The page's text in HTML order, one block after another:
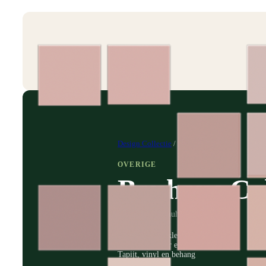
Design Collectie /
OVERIGE
Bauhaus
2026-Dessin-Bauhaus-Color
Aanpasbaar in kleur
Schaalbaar voor elke ruimte
Tapijt, vinyl en behang